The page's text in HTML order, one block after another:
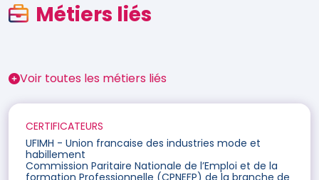
Métiers liés
Voir toutes les métiers liés
CERTIFICATEURS
UFIMH - Union francaise des industries mode et
habillement
Commission Paritaire Nationale de l’Emploi et de la
formation Professionnelle (CPNEFP) de la branche de